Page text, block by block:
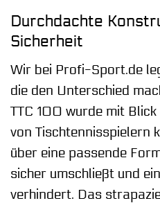
Durchdachte
Sicherheit
Wir bei Profi-Sport.de
die den Unterschied
TTC 100 wurde mit
von Tischtennisspielern
über eine passende
sicher umschließt und
verhindert. Das